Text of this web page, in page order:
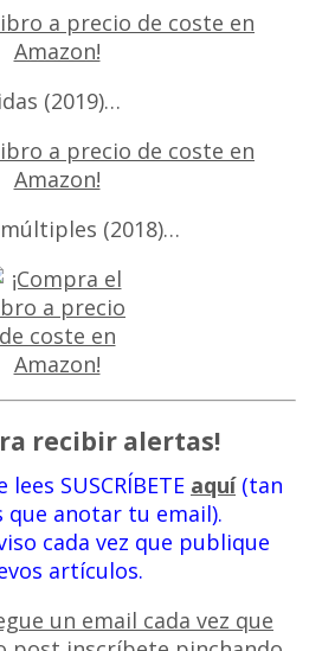
(2019)…
(2018)…
recibir alertas!
SUSCRÍBETE aquí(tan
que anotar tu email).
cada vez que publique
artículos.